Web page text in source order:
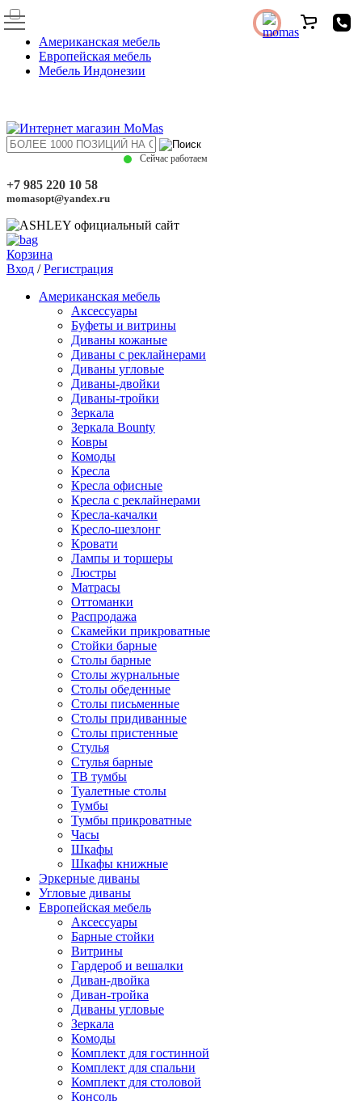
Американская мебель
Европейская мебель
Мебель Индонезии
Сейчас работаем
+7 985 220 10 58
momasopt@yandex.ru
Корзина
Вход /Регистрация
Американская мебель
Аксессуары
Буфеты и витрины
Диваны кожаные
Диваны с реклайнерами
Диваны угловые
Диваны-двойки
Диваны-тройки
Зеркала
Зеркала Bounty
Ковры
Комоды
Кресла
Кресла офисные
Кресла с реклайнерами
Кресла-качалки
Кресло-шезлонг
Кровати
Лампы и торшеры
Люстры
Матрасы
Оттоманки
Распродажа
Скамейки прикроватные
Стойки барные
Столы барные
Столы журнальные
Столы обеденные
Столы письменные
Столы придиванные
Столы пристенные
Стулья
Стулья барные
ТВ тумбы
Туалетные столы
Тумбы
Тумбы прикроватные
Часы
Шкафы
Шкафы книжные
Эркерные диваны
Угловые диваны
Европейская мебель
Аксессуары
Барные стойки
Витрины
Гардероб и вешалки
Диван-двойка
Диван-тройка
Диваны угловые
Зеркала
Комоды
Комплект для гостинной
Комплект для спальни
Комплект для столовой
Консоль